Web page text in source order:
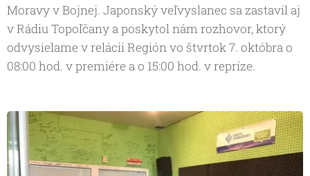
Moravy v Bojnej. Japonský veľvyslanec sa zastavil aj
v Rádiu Topoľčany a poskytol nám rozhovor, ktorý
odvysielame v relácii Región vo štvrtok 7. októbra o
08:00 hod. v premiére a o 15:00 hod. v repríze.